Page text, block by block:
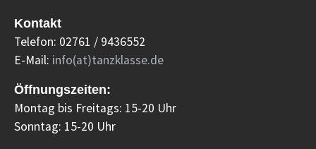
Kontakt
Telefon: 02761 / 9436552
E-Mail: info(at)tanzklasse.de
Öffnungszeiten:
Montag bis Freitags: 15-20 Uhr
Sonntag: 15-20 Uhr